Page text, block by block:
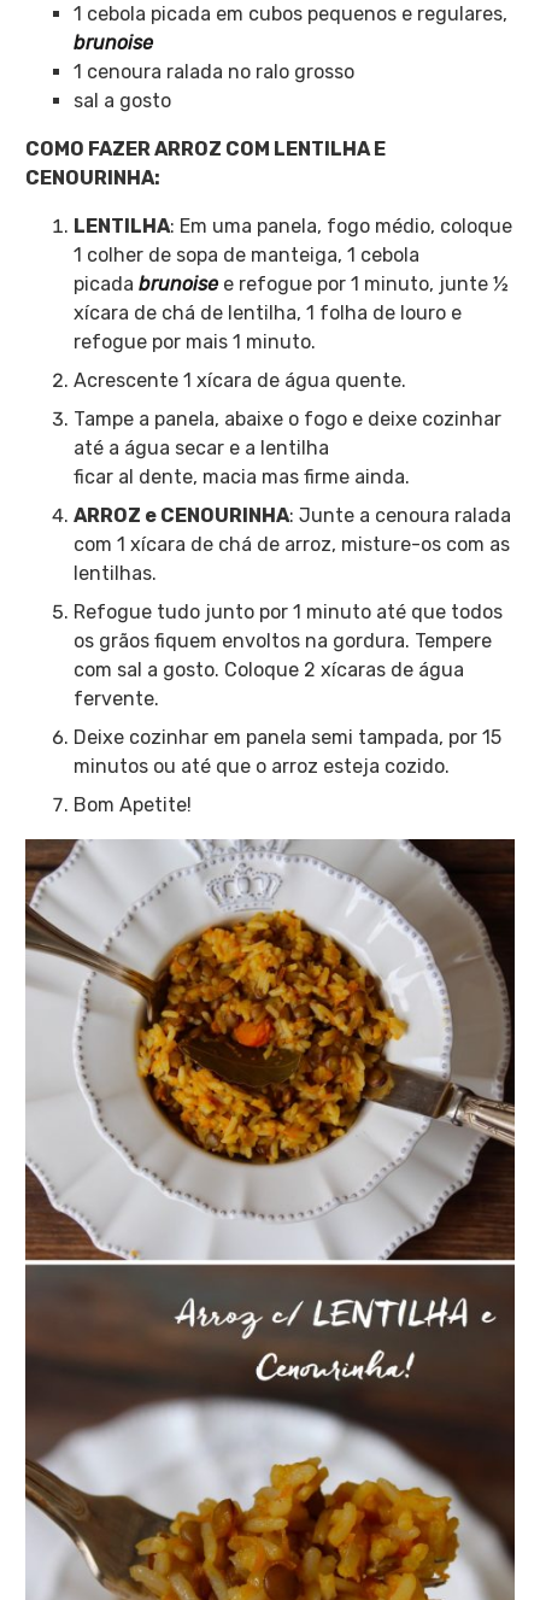
1 cebola picada em cubos pequenos e regulares,
brunoise
1 cenoura ralada no ralo grosso
sal a gosto
COMO FAZER ARROZ COM LENTILHA E
CENOURINHA:
LENTILHA: Em uma panela, fogo médio, coloque
1 colher de sopa de manteiga, 1 cebola
picada brunoisee refogue por 1 minuto, junte ½
xícara de chá de lentilha, 1 folha de louro e
refogue por mais 1 minuto.
Acrescente 1 xícara de água quente.
Tampe a panela, abaixe o fogo e deixe cozinhar
até a água secar e a lentilha
ficar al dente, macia mas firme ainda.
ARROZ e CENOURINHA: Junte a cenoura ralada
com 1 xícara de chá de arroz, misture-os com as
lentilhas.
Refogue tudo junto por 1 minuto até que todos
os grãos fiquem envoltos na gordura. Tempere
com sal a gosto. Coloque 2 xícaras de água
fervente.
Deixe cozinhar em panela semi tampada, por 15
minutos ou até que o arroz esteja cozido.
Bom Apetite!